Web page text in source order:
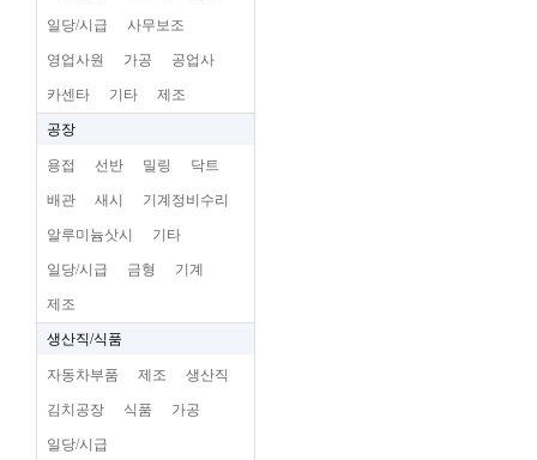
일당/시급 사무보조
영업사원 가공 공업사
카센타 기타 제조
공장
용접 선반 밀링 닥트
배관 새시 기계정비수리
알루미늄삿시 기타
일당/시급 금형 기계
제조
생산직/식품
자동차부품 제조 생산직
김치공장 식품 가공
일당/시급